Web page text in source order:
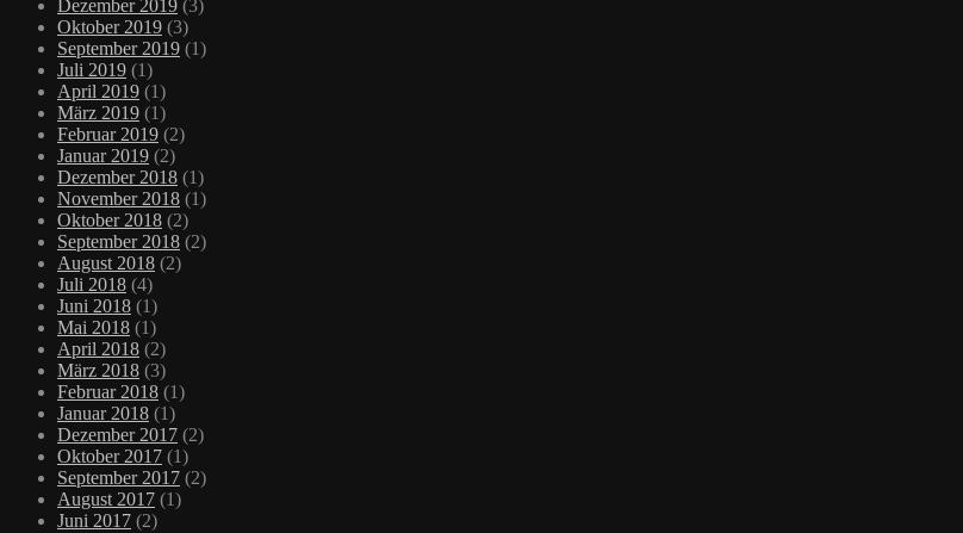
Dezember 2019 (3)
Oktober 2019 (3)
September 2019 (1)
Juli 2019 (1)
April 2019 (1)
März 2019 (1)
Februar 2019 (2)
Januar 2019 (2)
Dezember 2018 (1)
November 2018 (1)
Oktober 2018 (2)
September 2018 (2)
August 2018 (2)
Juli 2018 (4)
Juni 2018 (1)
Mai 2018 (1)
April 2018 (2)
März 2018 (3)
Februar 2018 (1)
Januar 2018 (1)
Dezember 2017 (2)
Oktober 2017 (1)
September 2017 (2)
August 2017 (1)
Juni 2017 (2)